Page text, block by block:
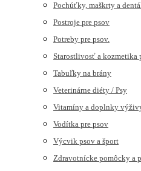
Pochúťky, maškrty a
Postroje pre psov
Potreby pre psov.
Starostlivosť a kozmetika
Tabuľky na brány
Veterinárne diéty / Psy
Vitamíny a doplnky
Vodítka pre psov
Výcvik psov a šport
Zdravotnícke pomôcky a